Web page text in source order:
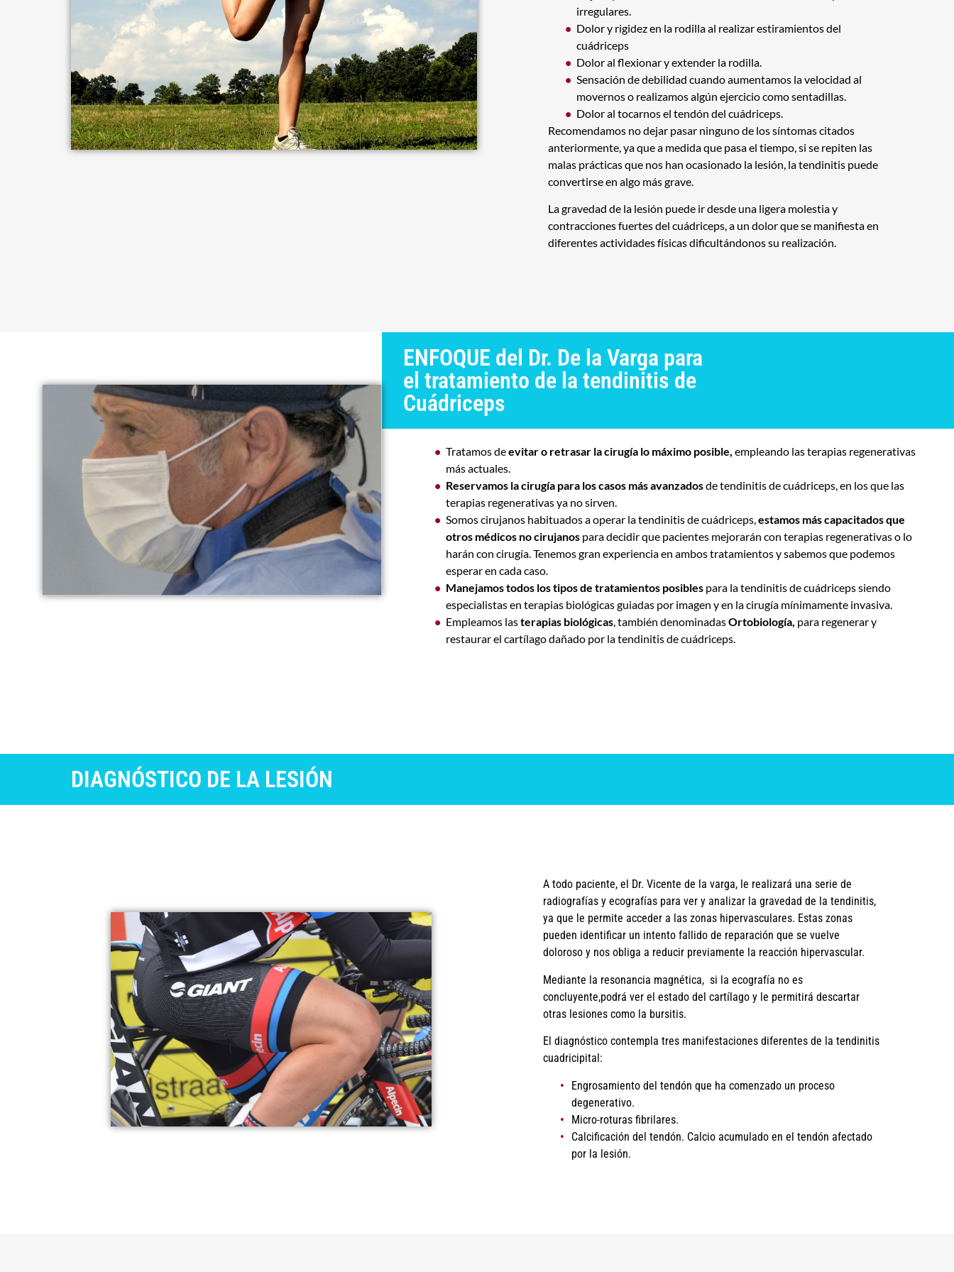
irregulares.
Dolor y rigidez en la rodilla al realizar estiramientos del
cuádriceps
Dolor al flexionar y extender la rodilla.
Sensación de debilidad cuando aumentamos la velocidad al
movernos o realizamos algún ejercicio como sentadillas.
Dolor al tocarnos el tendón del cuádriceps.
Recomendamos no dejar pasar ninguno de los síntomas citados
anteriormente, ya que a medida que pasa el tiempo, si se repiten las
malas prácticas que nos han ocasionado la lesión, la tendinitis puede
convertirse en algo más grave.
La gravedad de la lesión puede ir desde una ligera molestia y
contracciones fuertes del cuádriceps, a un dolor que se manifiesta en
diferentes actividades físicas dificultándonos su realización.
ENFOQUE del Dr. De la Varga para
el tratamiento de la tendinitis de
Cuádriceps
Tratamos deevitar o retrasar la cirugía lo máximo posible, empleando las terapias regenerativas
más actuales.
Reservamos la cirugía para los casos más avanzadosdetendinitis de cuádriceps,en los que las
terapias regenerativas ya no sirven.
Somos cirujanos habituados a operar la tendinitis de cuádriceps,estamos más capacitados que
otros médicos no cirujanos para decidir que pacientes mejorarán con terapias regenerativas o lo
harán con cirugía. Tenemos gran experiencia en ambos tratamientos y sabemos que podemos
esperar en cada caso.
Manejamos todos los tipos de tratamientos posibles para la tendinitis de cuádriceps siendo
especialistas en terapias biológicas guiadas por imagen y en la cirugía mínimamente invasiva.
Empleamos lasterapias biológicas, también denominadasOrtobiología, para regenerar y
restaurar el cartílago dañado por la tendinitis de cuádriceps.
DIAGNÓSTICO DE LA LESIÓN
A todo paciente, el Dr. Vicente de la varga, le realizará una serie de
radiografías y ecografías para ver y analizar la gravedad de la tendinitis,
ya que le permite acceder a las zonas hipervasculares. Estas zonas
pueden identificar un intento fallido de reparación que se vuelve
doloroso y nos obliga a reducir previamente la reacción hipervascular.
Mediante la resonancia magnética, si la ecografía no es
concluyente,podrá ver el estado del cartílago y le permitirá descartar
otras lesiones como la bursitis.
El diagnóstico contempla tres manifestaciones diferentes de la tendinitis
cuadricipital:
Engrosamiento del tendón que ha comenzado un proceso
degenerativo.
Micro-roturas fibrilares.
Calcificación del tendón. Calcio acumulado en el tendón afectado
por la lesión.